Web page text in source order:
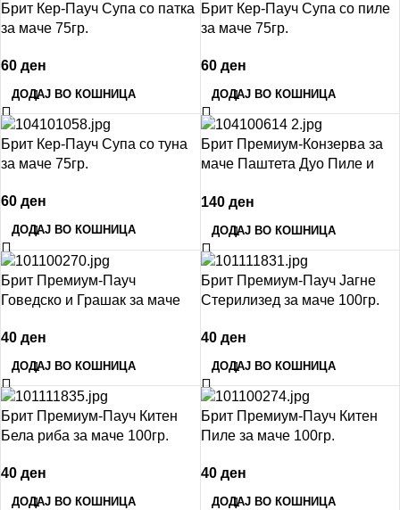
Брит Кер-Пауч Супа со патка
за маче 75гр.
60 ден
ДОДАЈ ВО КОШНИЦА
Брит Кер-Пауч Супа со пиле
за маче 75гр.
60 ден
ДОДАЈ ВО КОШНИЦА
Брит Кер-Пауч Супа со туна
за маче 75гр.
60 ден
ДОДАЈ ВО КОШНИЦА
Брит Премиум-Конзерва за
маче Паштета Дуо Пиле и
140 ден
ДОДАЈ ВО КОШНИЦА
Брит Премиум-Пауч
Говедско и Грашак за маче
40 ден
ДОДАЈ ВО КОШНИЦА
Брит Премиум-Пауч Јагне
Стерилизед за маче 100гр.
40 ден
ДОДАЈ ВО КОШНИЦА
Брит Премиум-Пауч Китен
Бела риба за маче 100гр.
40 ден
ДОДАЈ ВО КОШНИЦА
Брит Премиум-Пауч Китен
Пиле за маче 100гр.
40 ден
ДОДАЈ ВО КОШНИЦА